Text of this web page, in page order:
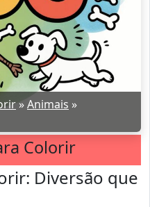
»Animais »
Colorir
Diversão que